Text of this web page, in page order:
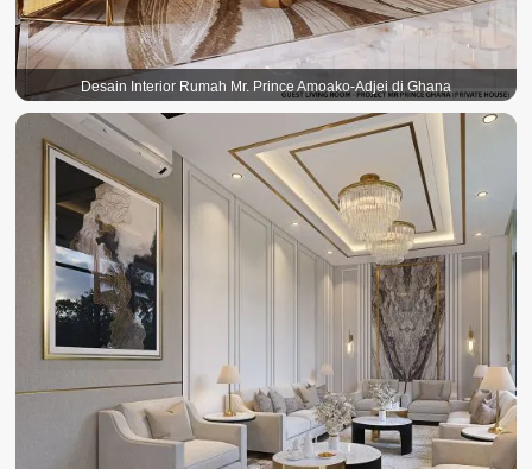
Desain Interior Rumah Mr. Prince Amoako-Adjei di Ghana